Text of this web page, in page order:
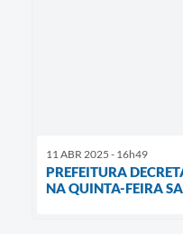
11 ABR 2025 - 16h49
PREFEITURA
NA QUINTA-FEIRA